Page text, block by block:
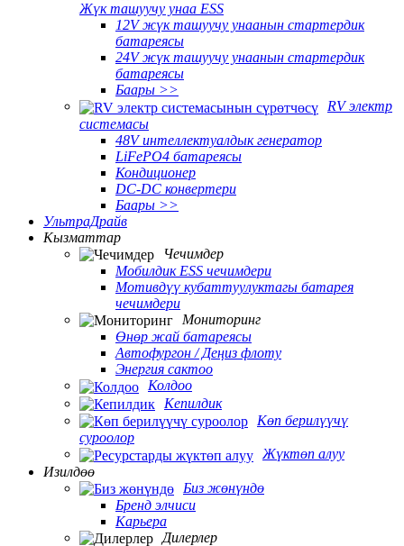
Жүк ташуучу унаа ESS
12V жүк ташуучу унаанын стартердик
батареясы
24V жүк ташуучу унаанын стартердик
батареясы
Баары >>
RV электр
системасы
48V интеллектуалдык генератор
LiFePO4 батареясы
Кондиционер
DC-DC конвертери
Баары >>
УльтраДрайв
Кызматтар
Чечимдер
Мобилдик ESS чечимдери
Мотивдүү кубаттуулуктагы батарея
чечимдери
Мониторинг
Өнөр жай батареясы
Автофургон / Деңиз флоту
Энергия сактоо
Колдоо
Кепилдик
Көп берилүүчү
суроолор
Жүктөп алуу
Изилдөө
Биз жөнүндө
Бренд элчиси
Карьера
Дилерлер